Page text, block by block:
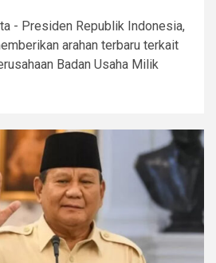
- Presiden Republik Indonesia,
arahan terbaru terkait
Badan Usaha Milik